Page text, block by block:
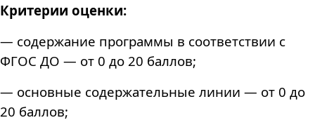
Критерии оценки:
— содержание программы в соответствии с
ФГОС ДО — от 0 до 20 баллов;
— основные содержательные линии — от 0 до
20 баллов;